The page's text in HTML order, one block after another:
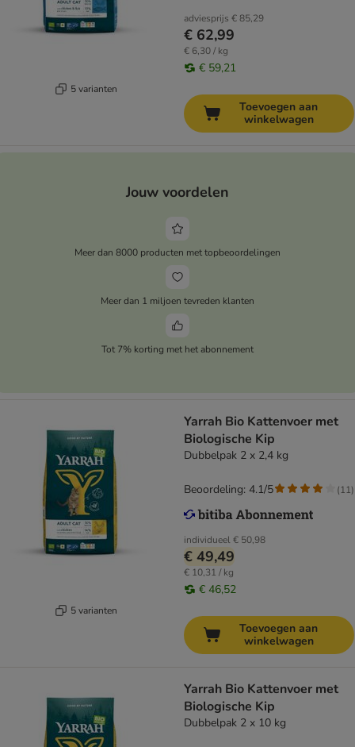
5 varianten
adviesprijs € 85,29
€ 62,99
€ 6,30 / kg
€ 59,21
Toevoegen aan
winkelwagen
Jouw voordelen
Meer dan 8000 producten met topbeoordelingen
Meer dan 1 miljoen tevreden klanten
Tot 7% korting met het abonnement
5 varianten
Yarrah Bio Kattenvoer met
Biologische Kip
Dubbelpak 2 x 2,4 kg
individueel€ 50,98
€ 49,49
€ 10,31 / kg
€ 46,52
Beoordeling: 4.1/5 (11)
Toevoegen aan
winkelwagen
Yarrah Bio Kattenvoer met
Biologische Kip
Dubbelpak 2 x 10 kg